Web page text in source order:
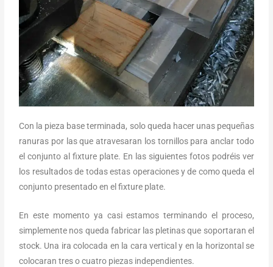
Con la pieza base terminada, solo queda hacer unas pequeñas
ranuras por las que atravesaran los tornillos para anclar todo
el conjunto al fixture plate. En las siguientes fotos podréis ver
los resultados de todas estas operaciones y de como queda el
conjunto presentado en el fixture plate.
En este momento ya casi estamos terminando el proceso,
simplemente nos queda fabricar las pletinas que soportaran el
stock. Una ira colocada en la cara vertical y en la horizontal se
colocaran tres o cuatro piezas independientes.